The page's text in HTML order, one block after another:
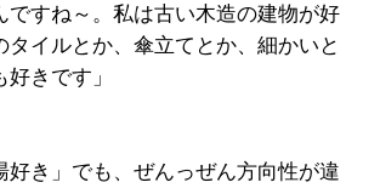
ですね～。私は古い木造の建物が好
タイルとか、傘立てとか、細かいと
きです」
き」でも、ぜんっぜん方向性が違